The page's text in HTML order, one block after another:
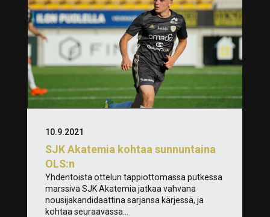
SJK Akatemia kohtaa sunnuntaina
OLS:n
10.9.2021
Yhdentoista ottelun tappiottomassa putkessa
marssiva SJK Akatemia jatkaa vahvana
nousijakandidaattina sarjansa kärjessä, ja
kohtaa seuraavassa...